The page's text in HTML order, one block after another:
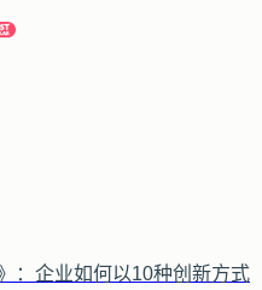
：企业如何以10种创新方式